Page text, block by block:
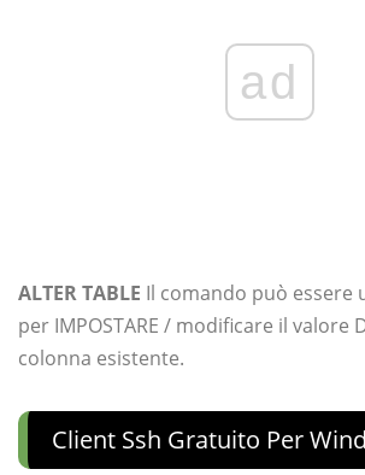
ad
ALTER TABLE Il comando può essere
per IMPOSTARE / modificare il valore
colonna esistente.
Client Ssh Gratuito Per